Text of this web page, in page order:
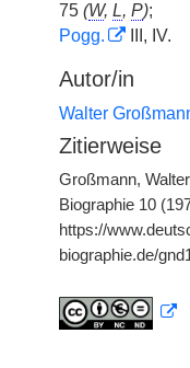
75 (W, L, P);
Pogg.
III, IV.
Autor/in
Walter
Zitierweise
Großmann,
Biographie 10
https://
biographie.de/